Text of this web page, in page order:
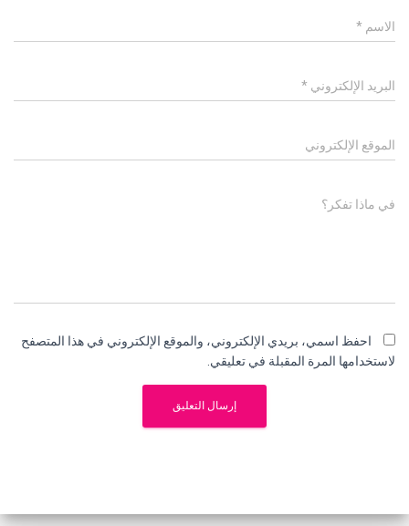
الاسم *
البريد الإلكتروني *
الموقع الإلكتروني
في ماذا تفكر؟
احفظ اسمي، بريدي الإلكتروني، والموقع الإلكتروني في هذا المتصفح
لاستخدامها المرة المقبلة في تعليقي.